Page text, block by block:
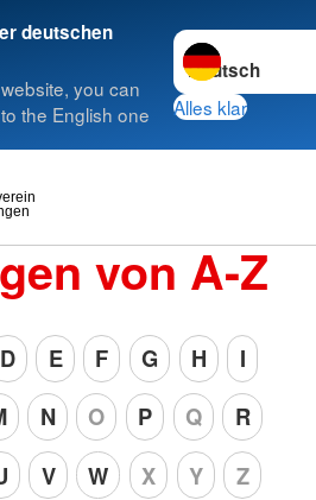
deutschen
you can
the English one
Sprache
Alles klar
von A-Z
D E F G H
I
N O P Q
R
V W X Y Z